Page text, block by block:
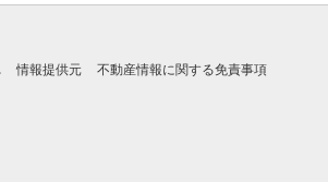
情報提供元 不動産情報に関する免責事項